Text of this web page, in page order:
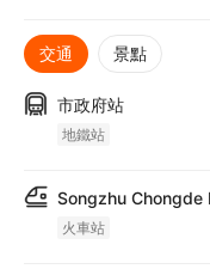
交通 景點
市政府站
地鐵站
Songzhu Chongde
火車站